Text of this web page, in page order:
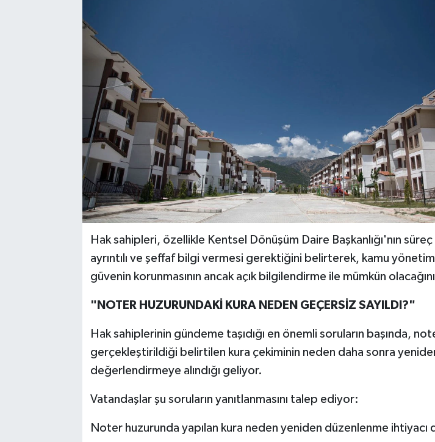
Hak sahipleri, özellikle Kentsel Dönüşüm Daire Başkanlığı'nın süreç
ayrıntılı ve şeffaf bilgi vermesi gerektiğini belirterek, kamu
güvenin korunmasının ancak açık bilgilendirme ile mümkün
"NOTER HUZURUNDAKİ KURA NEDEN GEÇERSİZ SAYILDI?"
Hak sahiplerinin gündeme taşıdığı en önemli soruların başında,
gerçekleştirildiği belirtilen kura çekiminin neden daha sonra
değerlendirmeye alındığı geliyor.
Vatandaşlar şu soruların yanıtlanmasını talep ediyor:
Noter huzurunda yapılan kura neden yeniden düzenlenme ihtiyacı